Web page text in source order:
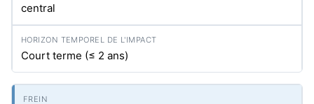
central
Court terme (≤ 2 ans)